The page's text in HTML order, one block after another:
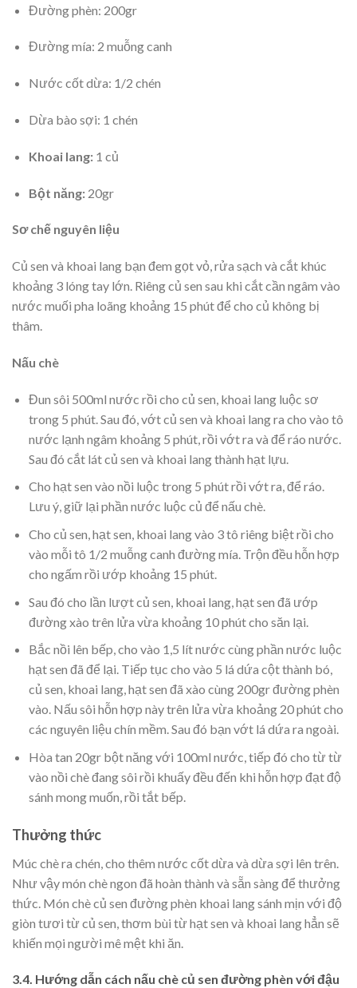
Đường phèn: 200gr
Đường mía: 2 muỗng canh
Nước cốt dừa: 1/2 chén
Dừa bào sợi: 1 chén
Khoai lang: 1 củ
Bột năng: 20gr
Sơ chế nguyên liệu
Củ sen và khoai lang bạn đem gọt vỏ, rửa sạch và cắt khúc
khoảng 3 lóng tay lớn. Riêng củ sen sau khi cắt cần ngâm vào
nước muối pha loãng khoảng 15 phút để cho củ không bị
thâm.
Nấu chè
Đun sôi 500ml nước rồi cho củ sen, khoai lang luộc sơ
trong 5 phút. Sau đó, vớt củ sen và khoai lang ra cho vào tô
nước lạnh ngâm khoảng 5 phút, rồi vớt ra và để ráo nước.
Sau đó cắt lát củ sen và khoai lang thành hạt lựu.
Cho hạt sen vào nồi luộc trong 5 phút rồi vớt ra, để ráo.
Lưu ý, giữ lại phần nước luộc củ để nấu chè.
Cho củ sen, hạt sen, khoai lang vào 3 tô riêng biệt rồi cho
vào mỗi tô 1/2 muỗng canh đường mía. Trộn đều hỗn hợp
cho ngấm rồi ướp khoảng 15 phút.
Sau đó cho lần lượt củ sen, khoai lang, hạt sen đã ướp
đường xào trên lửa vừa khoảng 10 phút cho săn lại.
Bắc nồi lên bếp, cho vào 1,5 lít nước cùng phần nước luộc
hạt sen đã để lại. Tiếp tục cho vào 5 lá dứa cột thành bó,
củ sen, khoai lang, hạt sen đã xào cùng 200gr đường phèn
vào. Nấu sôi hỗn hợp này trên lửa vừa khoảng 20 phút cho
các nguyên liệu chín mềm. Sau đó bạn vớt lá dứa ra ngoài.
Hòa tan 20gr bột năng với 100ml nước, tiếp đó cho từ từ
vào nồi chè đang sôi rồi khuấy đều đến khi hỗn hợp đạt độ
sánh mong muốn, rồi tắt bếp.
Thưởng thức
Múc chè ra chén, cho thêm nước cốt dừa và dừa sợi lên trên.
Như vậy món chè ngon đã hoàn thành và sẵn sàng để thưởng
thức. Món chè củ sen đường phèn khoai lang sánh mịn với độ
giòn tươi từ củ sen, thơm bùi từ hạt sen và khoai lang hẳn sẽ
khiến mọi người mê mệt khi ăn.
3.4. Hướng dẫn cách nấu chè củ sen đường phèn với đậu